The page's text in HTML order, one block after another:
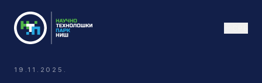
19.11.2025.